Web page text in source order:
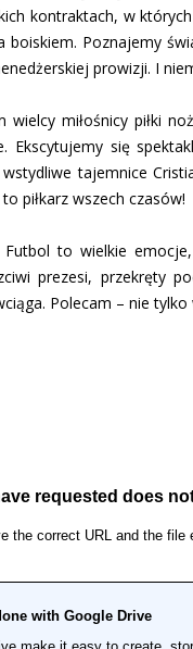
kontraktach, w
boiskiem. Poznajemy
prowizji. I
wielcy miłośnicy piłki
Ekscytujemy się
tajemnice
piłkarz wszech czasów!
to wielkie
prezesi, przekręty
Polecam – nie